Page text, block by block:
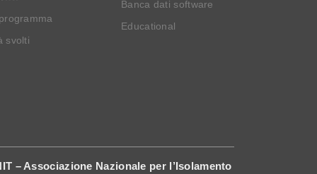
svolti
Banca dati software
Educational
– Associazione Nazionale per l’Isolamento